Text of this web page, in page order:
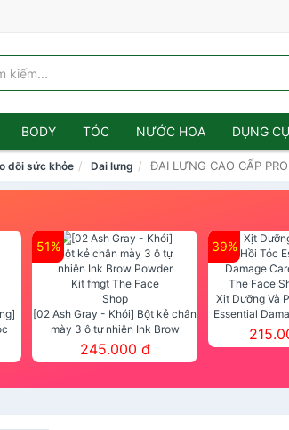
BODY TÓC NƯỚC HOA DỤNG
dõi sức khỏe Đai lưng ĐAI LƯNG CAO CẤP
51%
[02 Ash Gray - Khói] Bột kẻ chân
mày 3 ô tự nhiên Ink Brow
Powder Kit fmgt The Face Shop
245.000 đ
39%
Xịt Dưỡng Và
Essential
Mist The